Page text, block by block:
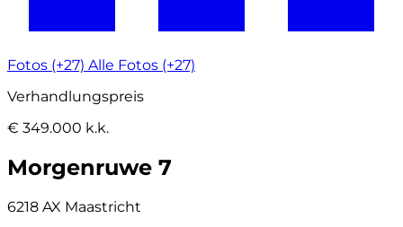
Fotos (+27) Alle Fotos (+27)
Verhandlungspreis
€ 349.000 k.k.
Morgenruwe 7
6218 AX Maastricht